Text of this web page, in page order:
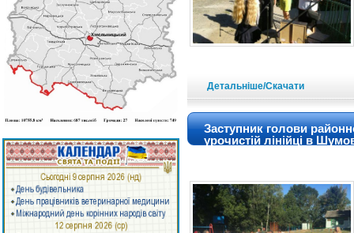
Детальніше/Скачати
Заступник голови
урочистій лінійці в